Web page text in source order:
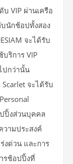
VIP ผ่านเครือ
นักช้อปทั้งสอง
จะได้รับ
ริการ VIP
ปกว่านั้น
จะได้รับ
ปิ้งส่วนบุคคล
วามประสงค์
งด่วน และการ
รช้อปปิ้งที่